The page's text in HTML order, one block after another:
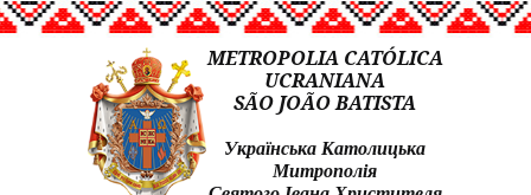
METROPOLIA CATÓLICA
UCRANIANA
SÃO JOÃO BATISTA
Українська Католицька
Митрополія